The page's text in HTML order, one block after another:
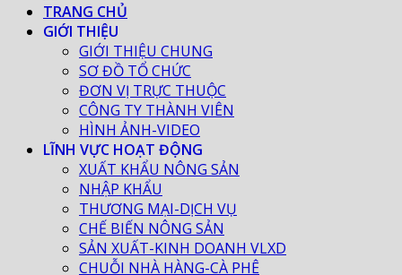
TRANG CHỦ
GIỚI THIỆU
GIỚI THIỆU CHUNG
SƠ ĐỒ TỔ CHỨC
ĐƠN VỊ TRỰC THUỘC
CÔNG TY THÀNH VIÊN
HÌNH ẢNH-VIDEO
LĨNH VỰC HOẠT ĐỘNG
XUẤT KHẨU NÔNG SẢN
NHẬP KHẨU
THƯƠNG MẠI-DỊCH VỤ
CHẾ BIẾN NÔNG SẢN
SẢN XUẤT-KINH DOANH VLXD
CHUỖI NHÀ HÀNG-CÀ PHÊ